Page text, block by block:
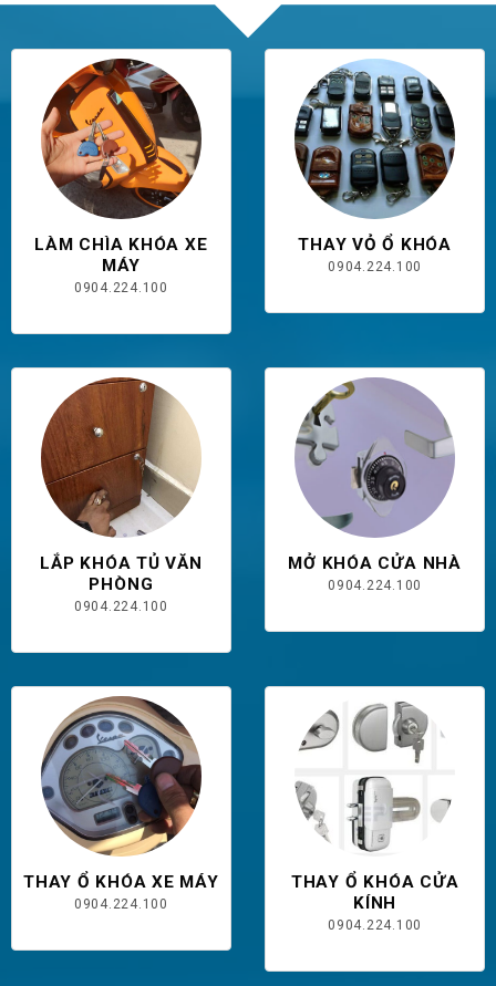
LÀM CHÌA KHÓA XE
MÁY
0904.224.100
THAY VỎ Ổ KHÓA
0904.224.100
LẮP KHÓA TỦ VĂN
PHÒNG
0904.224.100
MỞ KHÓA CỬA NHÀ
0904.224.100
THAY Ổ KHÓA XE MÁY
0904.224.100
THAY Ổ KHÓA CỬA
KÍNH
0904.224.100